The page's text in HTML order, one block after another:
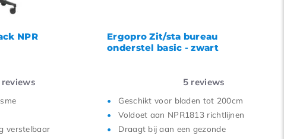
NPR
reviews
verstelbaar
Ergopro Zit/sta bureau
onderstel basic - zwart
5 reviews
Geschikt voor bladen tot 200cm
Voldoet aan NPR1813 richtlijnen
Draagt bij aan een gezonde